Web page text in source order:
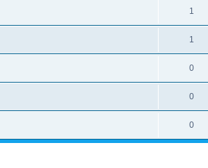
1
1
0
0
0